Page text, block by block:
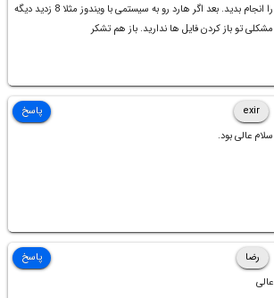
را انجام بدید. بعد اگر هارد رو به سیستمی با ویندوز مثلا 8 زدید دیگه
مشکلی تو باز کردن فایل ها ندارید. باز هم تشکر
exir
سلام عالی بود.
پاسخ
رضا
عالی
پاسخ